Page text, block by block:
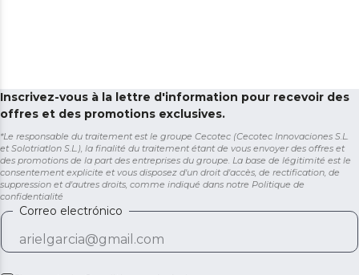
Inscrivez-vous à la lettre d'information pour recevoir des
offres et des promotions exclusives.
*Le responsable du traitement est le groupe Cecotec (Cecotec Innovaciones S.L.
et Solotriatlon S.L.), la finalité du traitement étant de vous envoyer des offres et
des promotions de la part des entreprises du groupe. La base de légitimité est le
consentement explicite et vous disposez d'un droit d'accès, de rectification, de
suppression et d'autres droits, comme indiqué dans notre Politique de
confidentialité
Correo electrónico